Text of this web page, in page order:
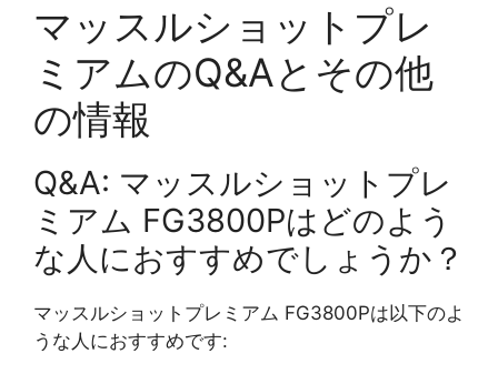
マッスルショットプレ
ミアムのQ&Aとその他
の情報
Q&A: マッスルショットプレ
ミアム FG3800Pはどのよう
な人におすすめでしょうか？
マッスルショットプレミアム FG3800Pは以下のよ
うな人におすすめです: